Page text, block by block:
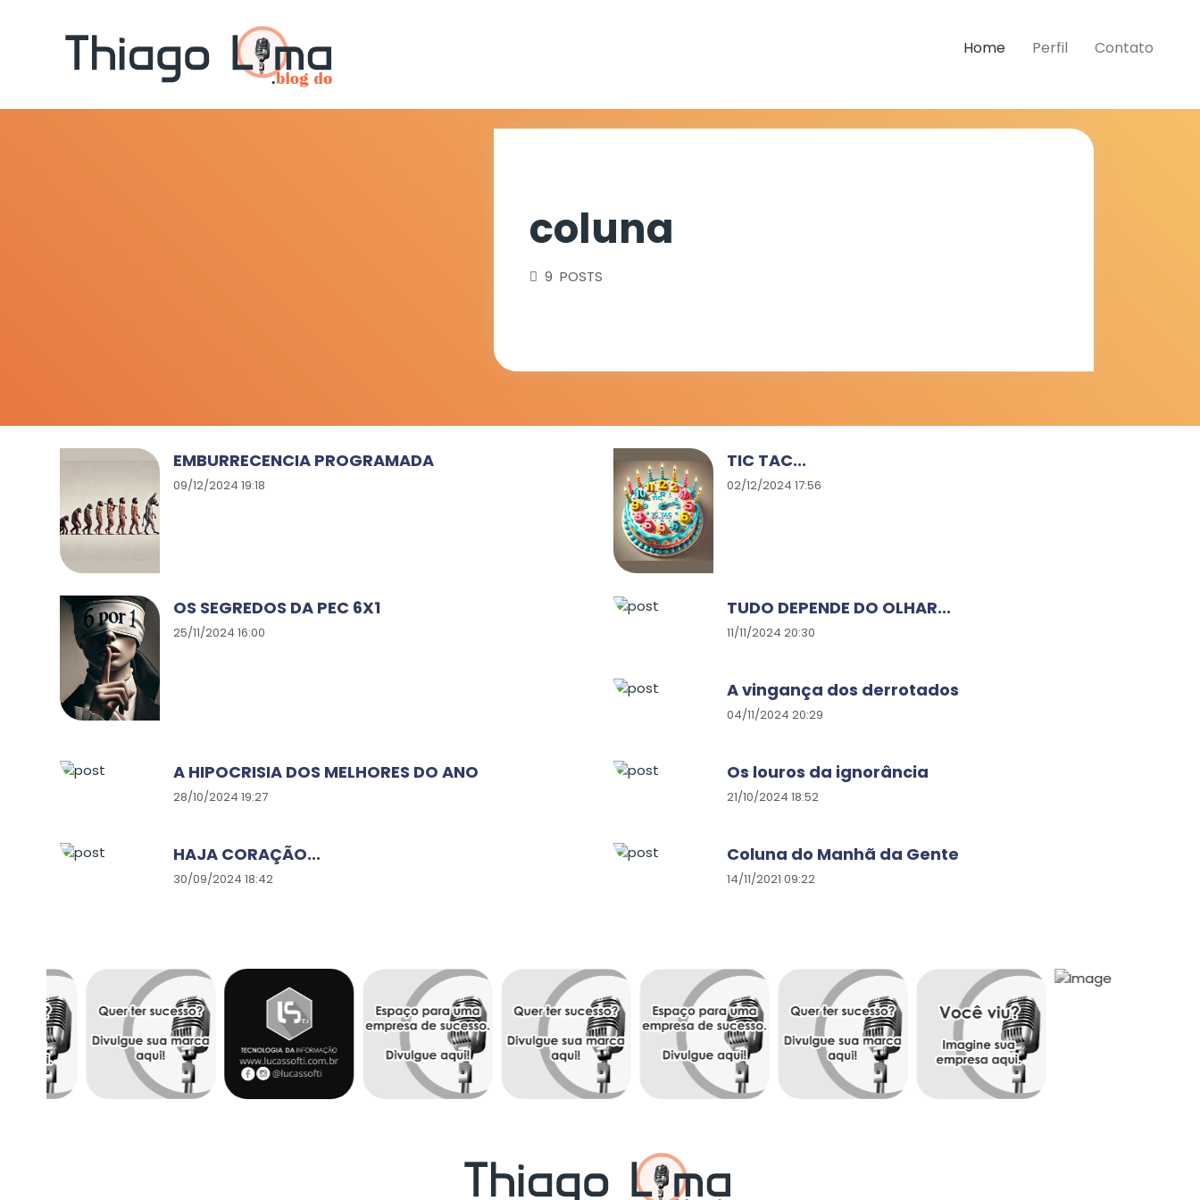
Home Perfil Contato
coluna
9 POSTS
EMBURRECENCIA PROGRAMADA
09/12/2024 19:18
TIC TAC...
02/12/2024 17:56
OS SEGREDOS DA PEC 6X1
25/11/2024 16:00
TUDO DEPENDE DO OLHAR...
11/11/2024 20:30
A vingança dos derrotados
04/11/2024 20:29
A HIPOCRISIA DOS MELHORES DO ANO
28/10/2024 19:27
Os louros da ignorância
21/10/2024 18:52
HAJA CORAÇÃO...
30/09/2024 18:42
Coluna do Manhã da Gente
14/11/2021 09:22